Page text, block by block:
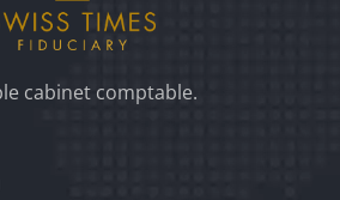
cabinet comptable.